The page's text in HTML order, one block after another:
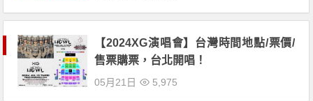
【2024XG演唱會】台灣時間地點/票價/
售票購票，台北開唱！
05月21日 5,975